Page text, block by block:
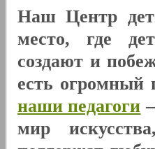
Наш Центр
место, где
создают и
есть огромный
наши педагоги
мир